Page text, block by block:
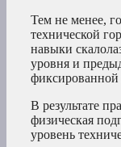
Тем не менее,
технической
навыки
уровня и
фиксированной
В результате
физическая
уровень